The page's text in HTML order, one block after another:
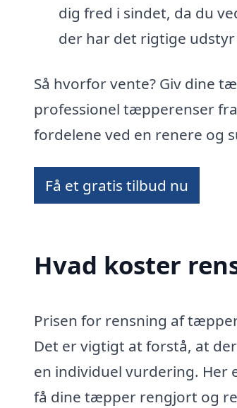
dig fred i sindet, da du
der har det rigtige
Så hvorfor vente? Giv dine
professionel tæpperenser
fordelene ved en renere og
Få et gratis tilbud nu
Hvad koster
Prisen for rensning af
Det er vigtigt at forstå, at
en individuel vurdering. Her
få dine tæpper rengjort og